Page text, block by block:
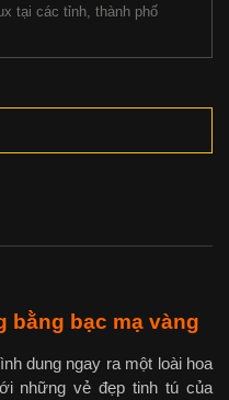
tại các tỉnh, thành phố
bạc mạ vàng
dung ngay ra một loài hoa
những vẻ đẹp tinh tú của